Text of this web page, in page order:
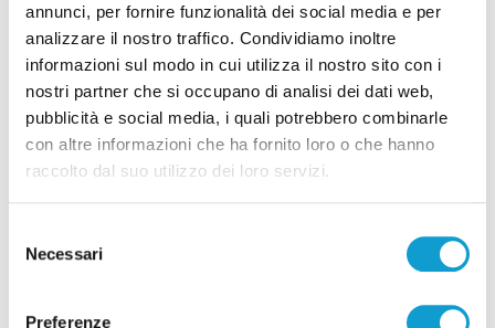
annunci, per fornire funzionalità dei social media e per
analizzare il nostro traffico. Condividiamo inoltre
informazioni sul modo in cui utilizza il nostro sito con i
nostri partner che si occupano di analisi dei dati web,
pubblicità e social media, i quali potrebbero combinarle
con altre informazioni che ha fornito loro o che hanno
raccolto dal suo utilizzo dei loro servizi.
delNecessari
Preferenze